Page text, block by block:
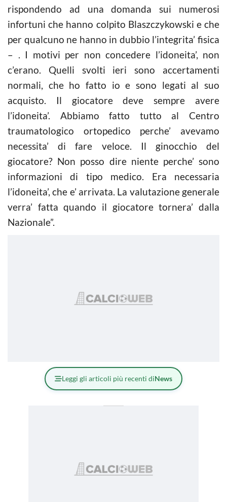
rispondendo ad una domanda sui numerosi
infortuni che hanno colpito Blaszczykowski e che
per qualcuno ne hanno in dubbio l’integrita’ fisica
– . I motivi per non concedere l’idoneita’, non
c’erano. Quelli svolti ieri sono accertamenti
normali, che ho fatto io e sono legati al suo
acquisto. Il giocatore deve sempre avere
l’idoneita’. Abbiamo fatto tutto al Centro
traumatologico ortopedico perche’ avevamo
necessita’ di fare veloce. Il ginocchio del
giocatore? Non posso dire niente perche’ sono
informazioni di tipo medico. Era necessaria
l’idoneita’, che e’ arrivata. La valutazione generale
verra’ fatta quando il giocatore tornera’ dalla
Nazionale”.
Leggi gli articoli più recenti diNews